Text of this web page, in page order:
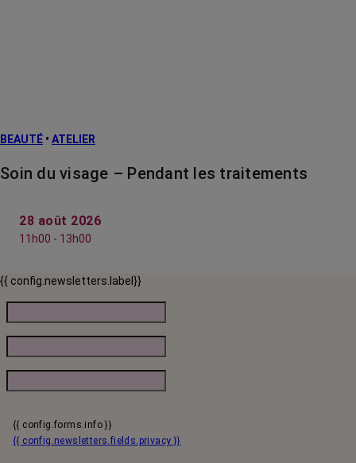
BEAUTÉ • ATELIER
Soin du visage – Pendant les traitements
28 août 2026
11h00 - 13h00
{{ config.newsletters.label}}
{{ config.forms.info }}
{{ config.newsletters.fields.privacy }}